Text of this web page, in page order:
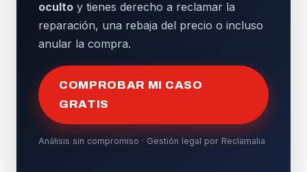
oculto y tienes derecho a reclamar la
reparación, una rebaja del precio o incluso
anular la compra.
COMPROBAR MI CASO
GRATIS
Análisis sin compromiso · Gestión legal por Reclamalia